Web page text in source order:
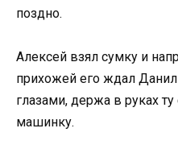
поздно.
Алексей взял сумку и
прихожей его ждал
глазами, держа в руках
машинку.